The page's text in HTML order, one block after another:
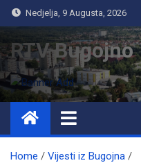
Nedjelja, 9 Augusta, 2026
RTV Bugojno
Home
Vijesti iz Bugojna